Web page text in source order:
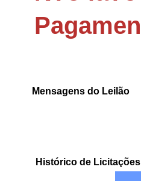
Mensagens do Leilão
Histórico de Licitações